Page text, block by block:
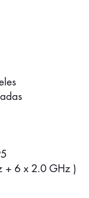
+ 6 x 2.0 GHz )